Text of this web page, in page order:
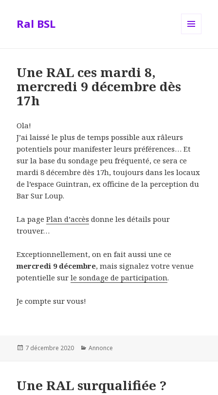
Ral BSL
Une RAL ces mardi 8,
mercredi 9 décembre dès
17h
Ola!
J’ai laissé le plus de temps possible aux râleurs
potentiels pour manifester leurs préférences… Et
sur la base du sondage peu fréquenté, ce sera ce
mardi 8 décembre dès 17h, toujours dans les locaux
de l’espace Guintran, ex officine de la perception du
Bar Sur Loup.
La pagePlan d’accès donne les détails pour
trouver…
Exceptionnellement, on en fait aussi une ce
mercredi 9 décembre, mais signalez votre venue
potentielle surle sondage de participation.
Je compte sur vous!
Posted
7 décembre 2020 Categories
Annonce
Une RAL surqualifiée ?